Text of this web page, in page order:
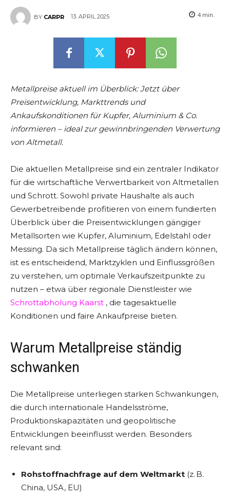
BY CARPR 13. APRIL 2025 4 min.
Metallpreise aktuell im Überblick: Jetzt über
Preisentwicklung, Markttrends und
Ankaufskonditionen für Kupfer, Aluminium & Co.
informieren – ideal zur gewinnbringenden Verwertung
von Altmetall.
Die aktuellen Metallpreise sind ein zentraler Indikator
für die wirtschaftliche Verwertbarkeit von Altmetallen
und Schrott. Sowohl private Haushalte als auch
Gewerbetreibende profitieren von einem fundierten
Überblick über die Preisentwicklungen gängiger
Metallsorten wie Kupfer, Aluminium, Edelstahl oder
Messing. Da sich Metallpreise täglich ändern können,
ist es entscheidend, Marktzyklen und Einflussgrößen
zu verstehen, um optimale Verkaufszeitpunkte zu
nutzen – etwa über regionale Dienstleister wie
Schrottabholung Kaarst , die tagesaktuelle
Konditionen und faire Ankaufpreise bieten.
Warum Metallpreise ständig
schwanken
Die Metallpreise unterliegen starken Schwankungen,
die durch internationale Handelsströme,
Produktionskapazitäten und geopolitische
Entwicklungen beeinflusst werden. Besonders
relevant sind:
Rohstoffnachfrage auf dem Weltmarkt (z. B.
China, USA, EU)